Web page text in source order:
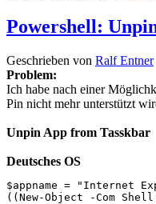
Powershell:
Geschrieben von Ralf Entner
Problem:
Ich habe nach einer
Pin nicht mehr unterstützt
Unpin App from Tasskbar
Deutsches OS
$appname = "Internet
((New-Object -Com